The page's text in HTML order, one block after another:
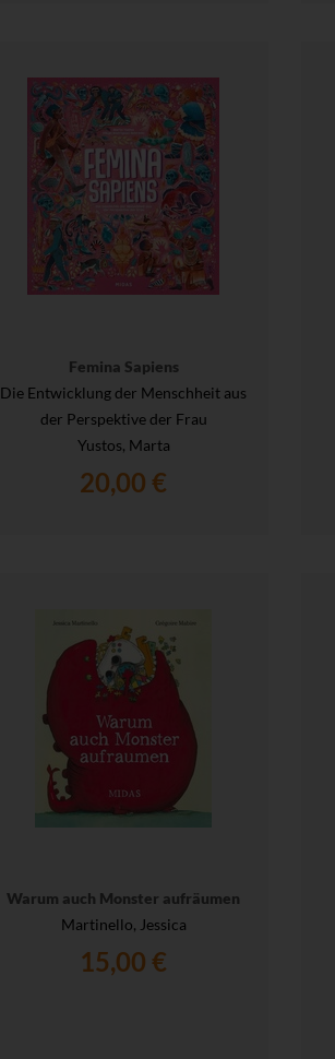
Femina Sapiens
Die Entwicklung der Menschheit aus
der Perspektive der Frau
Yustos, Marta
20,00 €
Warum auch Monster aufräumen
Martinello, Jessica
15,00 €